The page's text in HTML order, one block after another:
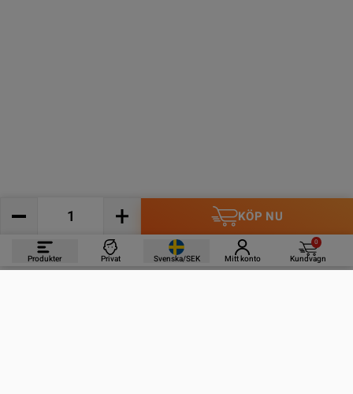
KÖP NU
Produkter Privat Svenska/SEK Mitt konto
0
Kundvagn